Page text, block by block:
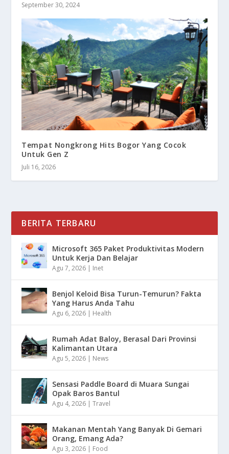
September 30, 2024
Tempat Nongkrong Hits Bogor Yang Cocok
Untuk Gen Z
Juli 16, 2026
BERITA TERBARU
Microsoft 365 Paket Produktivitas Modern
Untuk Kerja Dan Belajar
Agu 7, 2026 | Inet
Benjol Keloid Bisa Turun-Temurun? Fakta
Yang Harus Anda Tahu
Agu 6, 2026 | Health
Rumah Adat Baloy, Berasal Dari Provinsi
Kalimantan Utara
Agu 5, 2026 | News
Sensasi Paddle Board di Muara Sungai
Opak Baros Bantul
Agu 4, 2026 |Travel
Makanan Mentah Yang Banyak Di Gemari
Orang, Emang Ada?
Agu 3, 2026 | Food